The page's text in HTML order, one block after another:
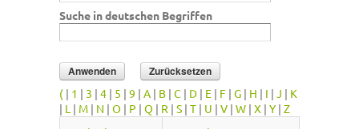
Suche in deutschen Begriffen
( | 1 | 3 | 4 | 5 | 9 | A | B | C | D | E | F | G | H | I | J | K
| L | M | N | O | P | Q | R | S | T | U | V | W | X | Y | Z